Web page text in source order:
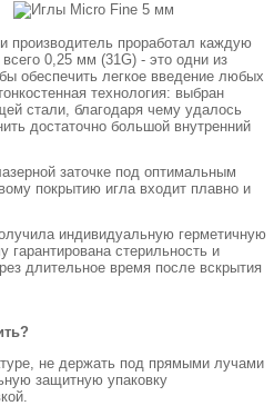
производитель проработал каждую
0,25 мм (31G) - это одни из
обеспечить легкое введение любых
технология: выбран
стали, благодаря чему удалось
достаточно большой внутренний
заточке под оптимальным
покрытию игла входит плавно и
индивидуальную герметичную
гарантирована стерильность и
длительное время после вскрытия
не держать под прямыми лучами
защитную упаковку